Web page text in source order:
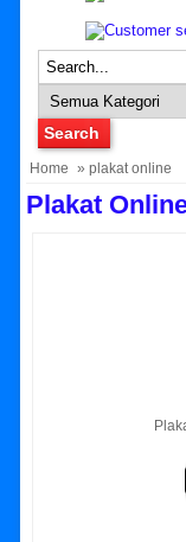
Home » plakat online
Plakat